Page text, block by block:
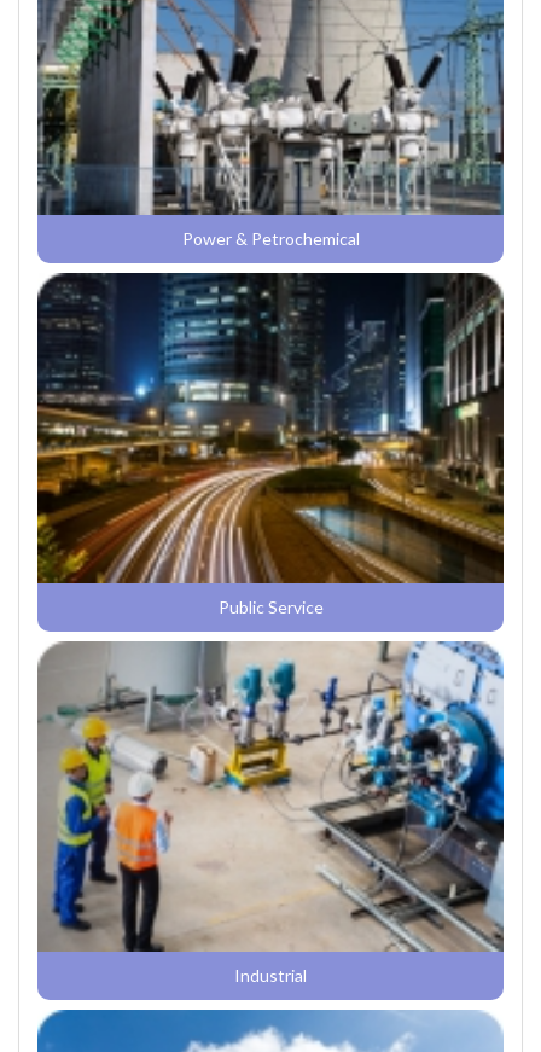
Power & Petrochemical
Public Service
Industrial